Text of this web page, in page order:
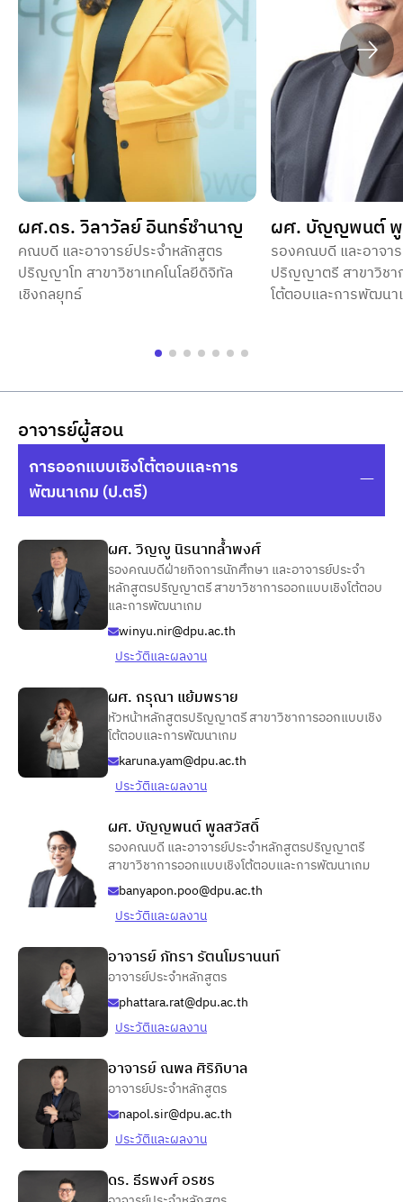
ผศ.ดร. วิลาวัลย์ อินทร์ชำนาญ
คณบดี และอาจารย์ประจำหลักสูตร
ปริญญาโท สาขาวิชาเทคโนโลยีดิจิทัล
เชิงกลยุทธ์
ผศ. บัญญพนต์
รองคณบดี และอาจา
ปริญญาตรี สาขาวิชา
โต้ตอบและการพัฒนา
อาจารย์ผู้สอน
การออกแบบเชิงโต้ตอบและการ
พัฒนาเกม (ป.ตรี)
ผศ. วิญญู นิรนาทล้ำพงศ์
รองคณบดีฝ่ายกิจการนักศึกษา และอาจารย์ประจำ
หลักสูตรปริญญาตรี สาขาวิชาการออกแบบเชิงโต้ตอบ
และการพัฒนาเกม
winyu.nir@dpu.ac.th
ประวัติและผลงาน
ผศ. กรุณา แย้มพราย
หัวหน้าหลักสูตรปริญญาตรี สาขาวิชาการออกแบบเชิง
โต้ตอบและการพัฒนาเกม
karuna.yam@dpu.ac.th
ประวัติและผลงาน
ผศ. บัญญพนต์ พูลสวัสดิ์
รองคณบดี และอาจารย์ประจำหลักสูตรปริญญาตรี
สาขาวิชาการออกแบบเชิงโต้ตอบและการพัฒนาเกม
banyapon.poo@dpu.ac.th
ประวัติและผลงาน
อาจารย์ ภัทรา รัตนโมรานนท์
อาจารย์ประจำหลักสูตร
phattara.rat@dpu.ac.th
ประวัติและผลงาน
อาจารย์ ณพล ศิริภิบาล
อาจารย์ประจำหลักสูตร
napol.sir@dpu.ac.th
ประวัติและผลงาน
ดร. ธีรพงศ์ อรชร